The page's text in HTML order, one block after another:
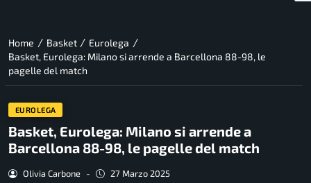
Home / Basket / Eurolega /
Basket, Eurolega: Milano si arrende a Barcellona 88-98, le
pagelle del match
EUROLEGA
Basket, Eurolega: Milano si arrende a
Barcellona 88-98, le pagelle del match
Olivia Carbone - 27 Marzo 2025